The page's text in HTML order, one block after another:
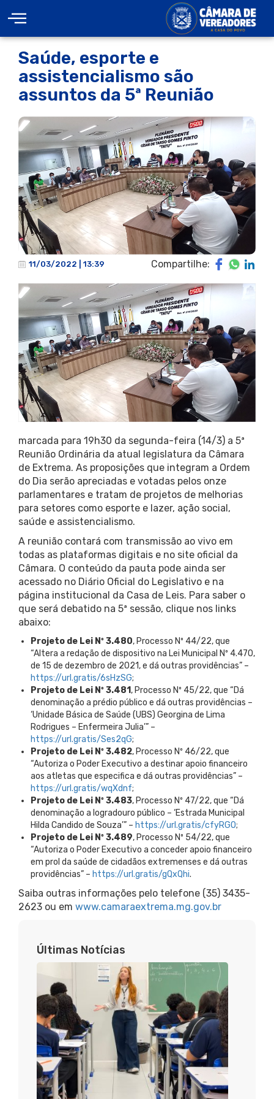
Saúde, esporte e
assistencialismo são
assuntos da 5ª Reunião
11/03/2022 | 13:39 Compartilhe:
marcada para 19h30 da segunda-feira (14/3) a 5ª
Reunião Ordinária da atual legislatura da Câmara
de Extrema. As proposições que integram a Ordem
do Dia serão apreciadas e votadas pelos onze
parlamentares e tratam de projetos de melhorias
para setores como esporte e lazer, ação social,
saúde e assistencialismo.
A reunião contará com transmissão ao vivo em
todas as plataformas digitais e no site oficial da
Câmara. O conteúdo da pauta pode ainda ser
acessado no Diário Oficial do Legislativo e na
página institucional da Casa de Leis. Para saber o
que será debatido na 5ª sessão, clique nos links
abaixo:
Projeto de Lei Nº 3.480, Processo Nº 44/22, que
“Altera a redação de dispositivo na Lei Municipal Nº 4.470,
de 15 de dezembro de 2021, e dá outras providências” –
https://url.gratis/6sHzSG;
Projeto de Lei Nº 3.481 , Processo Nº 45/22, que “Dá
denominação a prédio público e dá outras providências –
‘Unidade Básica de Saúde (UBS) Georgina de Lima
Rodrigues – Enfermeira Julia’” –
https://url.gratis/Ses2qG;
Projeto de Lei Nº 3.482, Processo Nº 46/22, que
“Autoriza o Poder Executivo a destinar apoio financeiro
aos atletas que especifica e dá outras providências” –
https://url.gratis/wqXdnf;
Projeto de Lei Nº 3.483, Processo Nº 47/22, que “Dá
denominação a logradouro público – ‘Estrada Municipal
Hilda Candido de Souza’” – https://url.gratis/cfyRGO;
Projeto de Lei Nº 3.489, Processo Nº 54/22, que
“Autoriza o Poder Executivo a conceder apoio financeiro
em prol da saúde de cidadãos extremenses e dá outras
providências” – https://url.gratis/gQxQhi.
Saiba outras informações pelo telefone (35) 3435-
2623 ou em www.camaraextrema.mg.gov.br
Últimas Notícias